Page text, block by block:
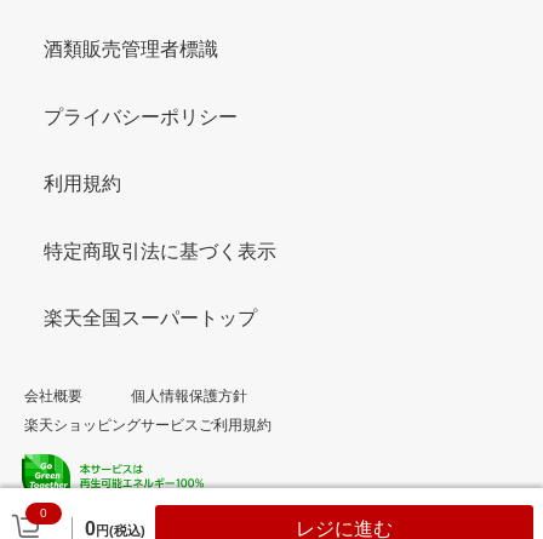
0
0円(税込) レジに進む
酒類販売管理者標識
プライバシーポリシー
利用規約
特定商取引法に基づく表示
楽天全国スーパートップ
会社概要
個人情報保護方針
楽天ショッピングサービスご利用規約
© Rakuten Group, Inc.